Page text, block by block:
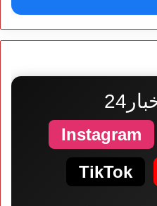
Instagram
TikTok